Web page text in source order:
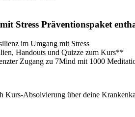
Stress Präventionspaket
im Umgang mit Stress
Handouts und Quizze zum Kurs**
Zugang zu 7Mind mit 1000
Kurs-Absolvierung über deine